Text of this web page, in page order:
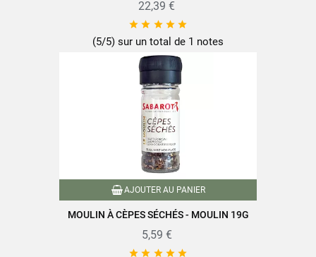
Fiche technique
Type de champignons Champignons séchés
22,39 €
    
(5/5) sur un total de 1 notes
AJOUTER AU PANIER
MOULIN À CÈPES SÉCHÉS - MOULIN 19G
5,59 €
    